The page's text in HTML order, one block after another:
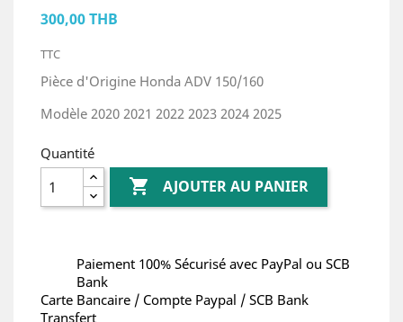
300,00 THB
TTC
Pièce d'Origine Honda ADV 150/160
Modèle 2020 2021 2022 2023 2024 2025
Quantité
 AJOUTER AU PANIER
Paiement 100% Sécurisé avec PayPal ou SCB
Bank
Carte Bancaire / Compte Paypal / SCB Bank
Transfert